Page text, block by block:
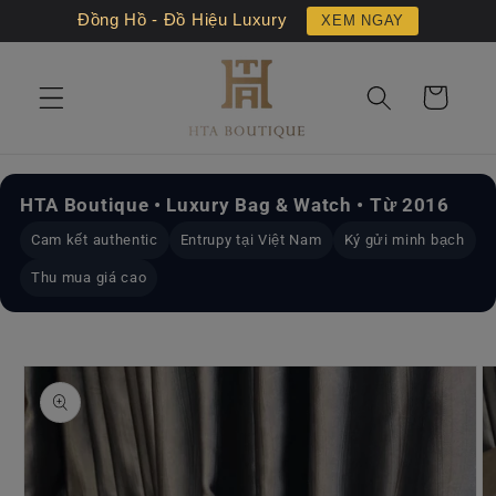
Đồng Hồ - Đồ Hiệu Luxury XEM NGAY
đến nội
Giỏ
hàng
HTA Boutique • Luxury Bag & Watch • Từ 2016
Cam kết authentic Entrupy tại Việt Nam Ký gửi minh bạch
Thu mua giá cao
đến
thông
tin sản